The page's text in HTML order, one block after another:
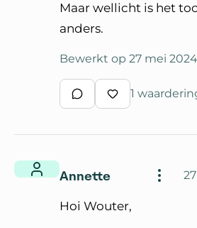
Maar wellicht is het
anders.
Bewerkt op 27 mei 2024
Schrijf een reactie
Waardeer
1
Annette
Hoi Wouter,